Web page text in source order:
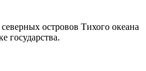
островов Тихого океана
государства.